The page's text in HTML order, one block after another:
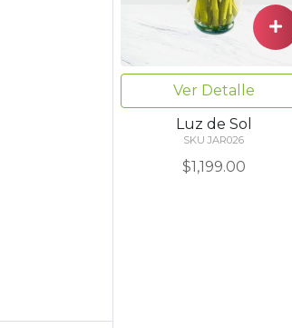
Ver Detalle
Luz de Sol
SKU JAR026
$1,199.00